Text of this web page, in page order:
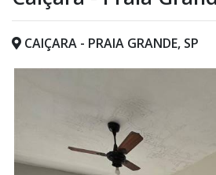
CAIÇARA - PRAIA GRANDE, SP